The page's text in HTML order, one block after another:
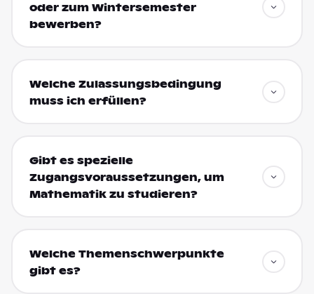
oder zum Wintersemester
bewerben?
Welche Zulassungsbedingung
muss ich erfüllen?
Gibt es spezielle
Zugangsvoraussetzungen, um
Mathematik zu studieren?
Welche Themenschwerpunkte
gibt es?